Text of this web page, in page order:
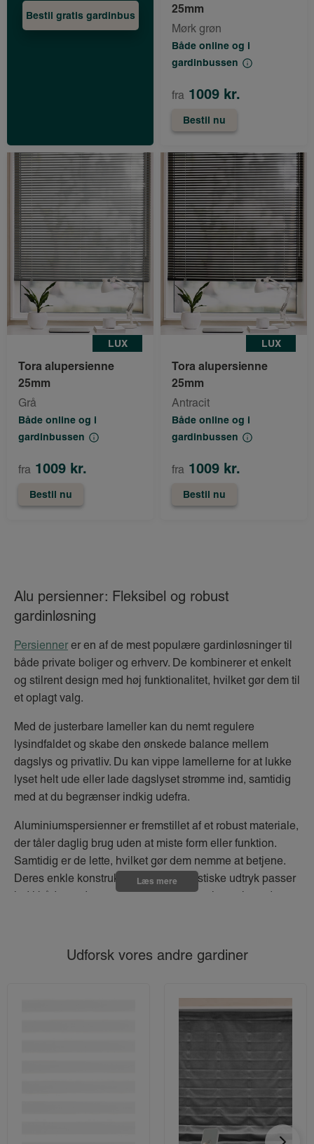
Bestil gratis gardinbus
25mm
Mørk grøn
Både online og i
gardinbussen
fra 1009 kr.
Bestil nu
LUX
Tora alupersienne
25mm
Grå
Både online og i
gardinbussen
fra 1009 kr.
Bestil nu
LUX
Tora alupersienne
25mm
Antracit
Både online og i
gardinbussen
fra 1009 kr.
Bestil nu
Udforsk vores andre gardiner
Alu persienner: Fleksibel og robust
gardinløsning
Persiennerer en af de mest populære gardinløsninger til
både private boliger og erhverv. De kombinerer et enkelt
og stilrent design med høj funktionalitet, hvilket gør dem til
et oplagt valg.
Med de justerbare lameller kan du nemt regulere
lysindfaldet og skabe den ønskede balance mellem
dagslys og privatliv. Du kan vippe lamellerne for at lukke
lyset helt ude eller lade dagslyset strømme ind, samtidig
med at du begrænser indkig udefra.
Aluminiumspersienner er fremstillet af et robust materiale,
der tåler daglig brug uden at miste form eller funktion.
Samtidig er de lette, hvilket gør dem nemme at betjene.
Deres enkle konstruktion og minimalistiske udtryk passer
ind i både moderne og klassiske indretninger, hvor de
Effektiv regulering af lysindfaldet gennem justerbare
Robust og slidstærkt materiale med lang levetid.
Modstandsdygtige over for fugt og
Nemme at rengøre med en støvklud eller let fugtig
Læs mere